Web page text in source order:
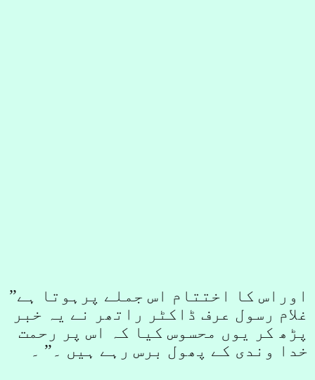
اوراس کا اختتام اس جملے پرہوتا ہے”
غلام رسول عرف ڈاکٹر راتھر نے یہ خبر
پڑھ کر یوں محسوس کیا کہ اس پر رحمت
خدا وندی کے پھول برس رہے ہیں ۔ ” ۔